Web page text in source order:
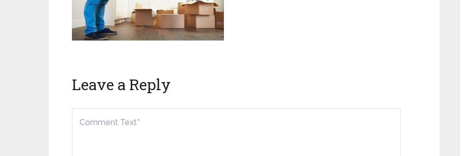
Leave a Reply